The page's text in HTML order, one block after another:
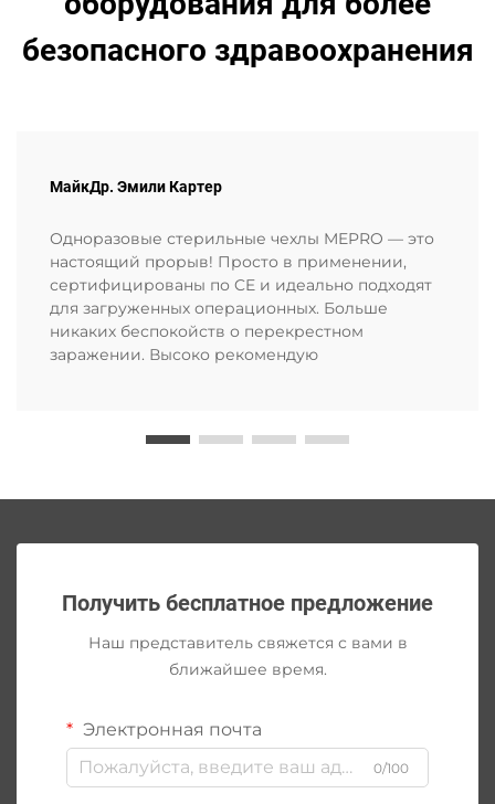
безопасного здравоохранения
МайкДр. Эмили Картер
Одноразовые стерильные чехлы MEPRO — это
настоящий прорыв! Просто в применении,
сертифицированы по CE и идеально подходят
для загруженных операционных. Больше
никаких беспокойств о перекрестном
заражении. Высоко рекомендую
Получить бесплатное предложение
Наш представитель свяжется с вами в
ближайшее время.
Электронная почта
0/100